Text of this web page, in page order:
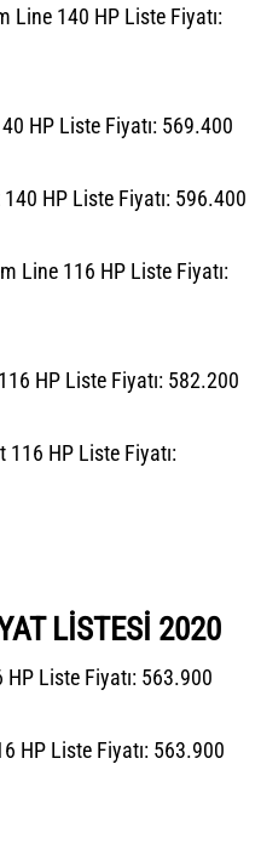
Line 140 HP Liste Fiyatı:
HP Liste Fiyatı: 569.400
HP Liste Fiyatı: 596.400
Line 116 HP Liste Fiyatı:
HP Liste Fiyatı: 582.200
116 HP Liste Fiyatı:
LİSTESİ 2020
Liste Fiyatı: 563.900
HP Liste Fiyatı: 563.900